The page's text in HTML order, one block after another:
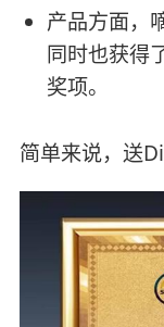
产品方面，
同时也获得
奖项。
简单来说，送